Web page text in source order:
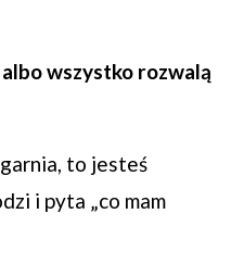
wszystko rozwalą
to jesteś
i pyta „co mam